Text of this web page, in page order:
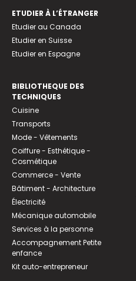
ETUDIER À L’ÉTRANGER
Etudier au Canada
Etudier en Suisse
Etudier en Espagne
BIBLIOTHEQUE DES
TECHNIQUES
Cuisine
Transports
Mode - Vêtements
Coiffure - Esthétique -
Cosmétique
Commerce - Vente
Bâtiment - Architecture
Électricité
Mécanique automobile
Services à la personne
Accompagnement Petite
enfance
Kit auto-entrepreneur